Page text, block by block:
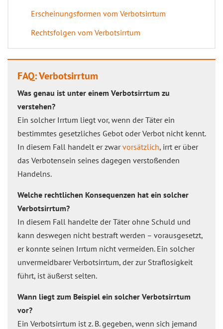
Erscheinungsformen vom Verbotsirrtum
Rechtsfolgen vom Verbotsirrtum
FAQ: Verbotsirrtum
Was genau ist unter einem Verbotsirrtum zu
verstehen?
Ein solcher Irrtum liegt vor, wenn der Täter ein
bestimmtes gesetzliches Gebot oder Verbot nicht kennt.
In diesem Fall handelt er zwarvorsätzlich, irrt er über
das Verbotensein seines dagegen verstoßenden
Handelns.
Welche rechtlichen Konsequenzen hat ein solcher
Verbotsirrtum?
In diesem Fall handelte der Täter ohne Schuld und
kann deswegen nicht bestraft werden – vorausgesetzt,
er konnte seinen Irrtum nicht vermeiden. Ein solcher
unvermeidbarer Verbotsirrtum, der zur Straflosigkeit
führt, ist äußerst selten.
Wann liegt zum Beispiel ein solcher Verbotsirrtum
vor?
Ein Verbotsirrtum ist z. B. gegeben, wenn sich jemand